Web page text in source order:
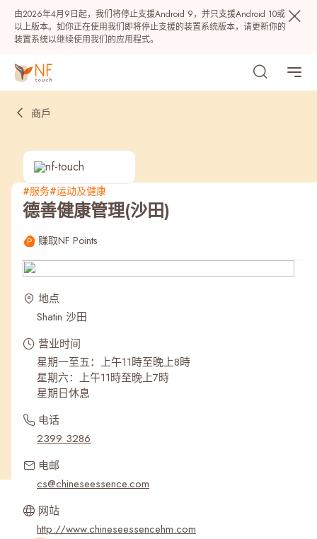
由2026年4月9日起，我们将停止支援Android 9，并只支援Android 10或
以上版本。如你正在使用我们即将停止支援的装置系统版本，请更新你的
装置系统以继续使用我们的应用程式。
热门
最近搜寻纪录
商戶
#服务#运动及健康
德善健康管理(沙田)
赚取NF Points
地点
Shatin 沙田
营业时间
星期一至五：上午11時至晚上8時
星期六：上午11時至晚上7時
星期日休息
电话
2399 3286
电邮
cs@chineseessence.com
网站
http://www.chineseessencehm.com